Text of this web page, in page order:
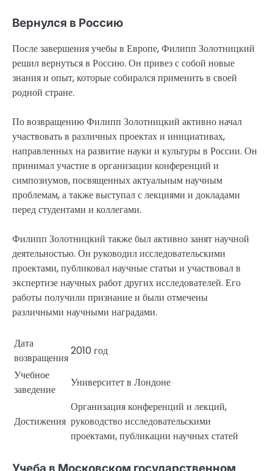
Вернулся в Россию
После завершения учебы в Европе, Филипп Золотницкий
решил вернуться в Россию. Он привез с собой новые
знания и опыт, которые собирался применить в своей
родной стране.
По возвращению Филипп Золотницкий активно начал
участвовать в различных проектах и инициативах,
направленных на развитие науки и культуры в России. Он
принимал участие в организации конференций и
симпозиумов, посвященных актуальным научным
проблемам, а также выступал с лекциями и докладами
перед студентами и коллегами.
Филипп Золотницкий также был активно занят научной
деятельностью. Он руководил исследовательскими
проектами, публиковал научные статьи и участвовал в
экспертизе научных работ других исследователей. Его
работы получили признание и были отмечены
различными научными наградами.
Дата
возвращения
2010 год
Учебное
заведение
Университет в Лондоне
Достижения
Организация конференций и лекций,
руководство исследовательскими
проектами, публикации научных статей